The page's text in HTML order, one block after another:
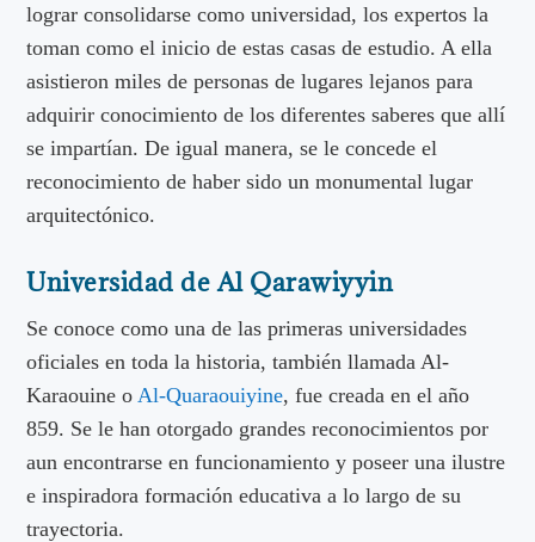
lograr consolidarse como universidad, los expertos la
toman como el inicio de estas casas de estudio. A ella
asistieron miles de personas de lugares lejanos para
adquirir conocimiento de los diferentes saberes que allí
se impartían. De igual manera, se le concede el
reconocimiento de haber sido un monumental lugar
arquitectónico.
Universidad de Al Qarawiyyin
Se conoce como una de las primeras universidades
oficiales en toda la historia, también llamada Al-
Karaouine o Al-Quaraouiyine, fue creada en el año
859. Se le han otorgado grandes reconocimientos por
aun encontrarse en funcionamiento y poseer una ilustre
e inspiradora formación educativa a lo largo de su
trayectoria.